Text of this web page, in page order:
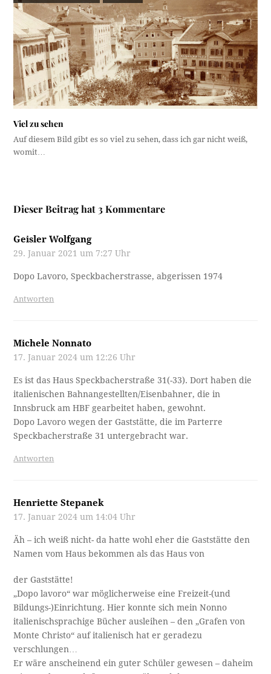
Viel zu sehen
Auf diesem Bild gibt es so viel zu sehen, dass ich gar nicht weiß,
womit…
Dieser Beitrag hat 3 Kommentare
Geisler Wolfgang
29. Januar 2021 um 7:27 Uhr
Dopo Lavoro, Speckbacherstrasse, abgerissen 1974
Antworten
Michele Nonnato
17. Januar 2024 um 12:26 Uhr
Es ist das Haus Speckbacherstraße 31(-33). Dort haben die
italienischen Bahnangestellten/Eisenbahner, die in
Innsbruck am HBF gearbeitet haben, gewohnt.
Dopo Lavoro wegen der Gaststätte, die im Parterre
Speckbacherstraße 31 untergebracht war.
Antworten
Henriette Stepanek
17. Januar 2024 um 14:04 Uhr
Äh – ich weiß nicht- da hatte wohl eher die Gaststätte den
Namen vom Haus bekommen als das Haus von
der Gaststätte!
„Dopo lavoro“ war möglicherweise eine Freizeit-(und
Bildungs-)Einrichtung. Hier konnte sich mein Nonno
italienischsprachige Bücher ausleihen – den „Grafen von
Monte Christo“ auf italienisch hat er geradezu
verschlungen…
Er wäre anscheinend ein guter Schüler gewesen – daheim